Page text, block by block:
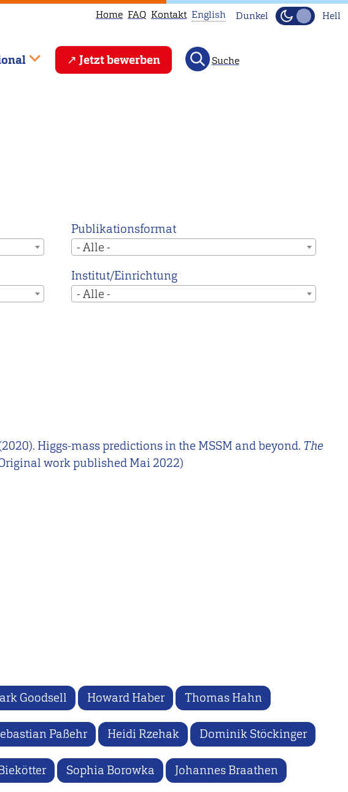
Home FAQ Kontakt
This
page
main
page
English Dunkel Hell
Jetzt bewerben Suche
Publikationsformat
- Alle -
Institut/Einrichtung
- Alle -
Higgs-mass predictions in the MSSM and beyond. The
work published Mai 2022)
Goodsell Howard Haber Thomas Hahn
Paßehr Heidi Rzehak Dominik Stöckinger
Sophia Borowka Johannes Braathen